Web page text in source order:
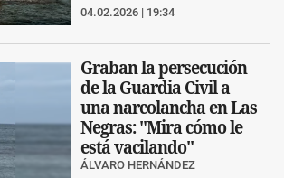
04.02.2026 | 19:34
Graban la persecución
de la Guardia Civil a
una narcolancha en Las
Negras: "Mira cómo le
está vacilando"
ÁLVARO HERNÁNDEZ